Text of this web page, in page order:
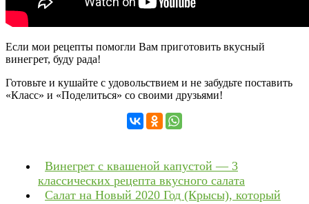
Если мои рецепты помогли Вам приготовить вкусный
винегрет, буду рада!
Готовьте и кушайте с удовольствием и не забудьте поставить
«Класс» и «Поделиться» со своими друзьями!
Винегрет с квашеной капустой — 3
классических рецепта вкусного салата
Салат на Новый 2020 Год (Крысы), который